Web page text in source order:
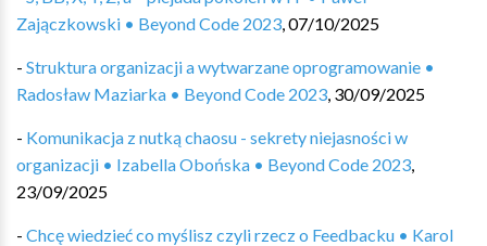
Zajączkowski • Beyond Code 2023,07/10/2025
- Struktura organizacji a wytwarzane oprogramowanie •
Radosław Maziarka • Beyond Code 2023, 30/09/2025
- Komunikacja z nutką chaosu - sekrety niejasności w
organizacji • Izabella Obońska • Beyond Code 2023,
23/09/2025
- Chcę wiedzieć co myślisz czyli rzecz o Feedbacku • Karol